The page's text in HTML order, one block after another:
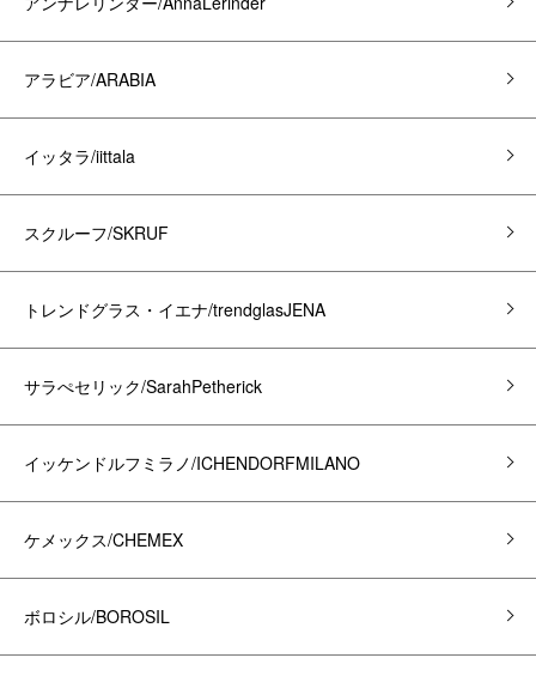
アラビア/ARABIA
イッタラ/iittala
スクルーフ/SKRUF
トレンドグラス・イエナ/trendglasJENA
サラぺセリック/SarahPetherick
イッケンドルフミラノ/ICHENDORFMILANO
ケメックス/CHEMEX
ボロシル/BOROSIL